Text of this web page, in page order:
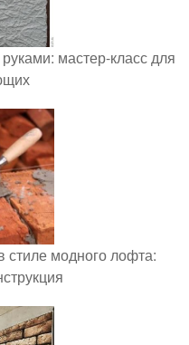
мастер-класс для
стиле модного лофта: